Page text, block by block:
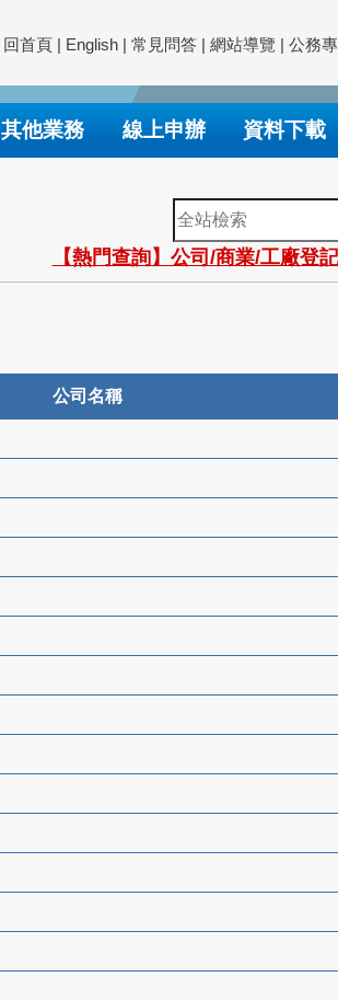
回首頁 | English | 常見問答 | 網站導覽 | 公務
其他業務 線上申辦 資料下載
全
站
檢
索
【熱門查詢】公司/商業/工廠登
公司名稱